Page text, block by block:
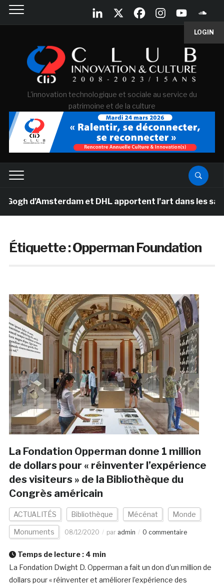
LOGIN
L'innovation technologique et sociale au service du
patrimoine et de la culture
d’Amsterdam et DHL apportent l’art dans les salles
Étiquette :Opperman Foundation
La Fondation Opperman donne 1 million
de dollars pour « réinventer l’expérience
des visiteurs » de la Bibliothèque du
Congrès américain
ACTUALITÉS Bibliothèque Mécénat Monde
Monuments 08/12/2020 par admin 0 commentaire
Temps de lecture : 4 min
La Fondation Dwight D. Opperman a fait un don d’un million de
dollars pour « réinventer et améliorer l’expérience des